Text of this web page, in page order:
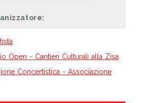
Open - Cantieri Culturali alla Zisa
Concertistica - Associazione